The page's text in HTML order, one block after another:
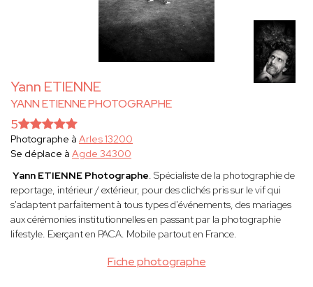
Yann ETIENNE
YANN ETIENNE PHOTOGRAPHE
Fiche photographe
5
Photographe à Arles 13200
Se déplace à Agde 34300
Yann ETIENNE Photographe. Spécialiste de la photographie de
reportage, intérieur / extérieur, pour des clichés pris sur le vif qui
s'adaptent parfaitement à tous types d'événements, des mariages
aux cérémonies institutionnelles en passant par la photographie
lifestyle. Exerçant en PACA. Mobile partout en France.